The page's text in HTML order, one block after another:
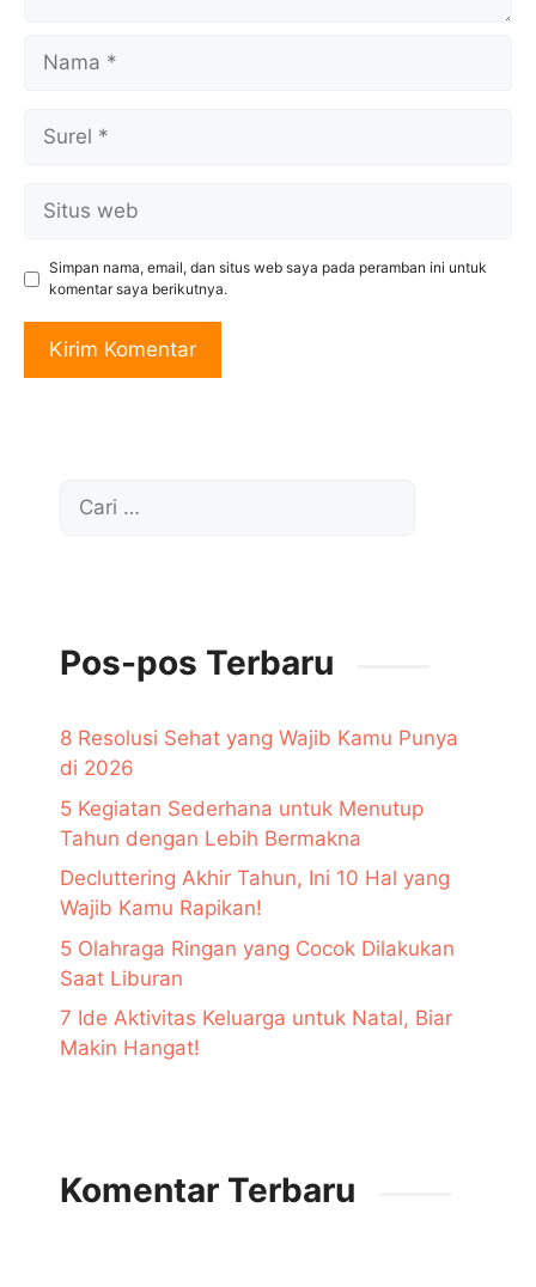
Nama
Surel
Situs
web
Simpan nama, email, dan situs web saya pada peramban ini untuk
komentar saya berikutnya.
Cari
Pos-pos Terbaru
8 Resolusi Sehat yang Wajib Kamu Punya
di 2026
5 Kegiatan Sederhana untuk Menutup
Tahun dengan Lebih Bermakna
Decluttering Akhir Tahun, Ini 10 Hal yang
Wajib Kamu Rapikan!
5 Olahraga Ringan yang Cocok Dilakukan
Saat Liburan
7 Ide Aktivitas Keluarga untuk Natal, Biar
Makin Hangat!
Komentar Terbaru